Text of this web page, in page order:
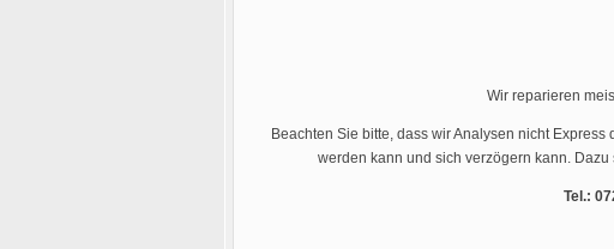
Wir reparieren
Beachten Sie bitte, dass wir Analysen nicht
werden kann und sich verzögern kann.
Tel.: